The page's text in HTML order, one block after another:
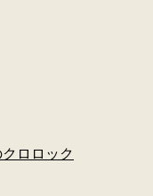
ロロック